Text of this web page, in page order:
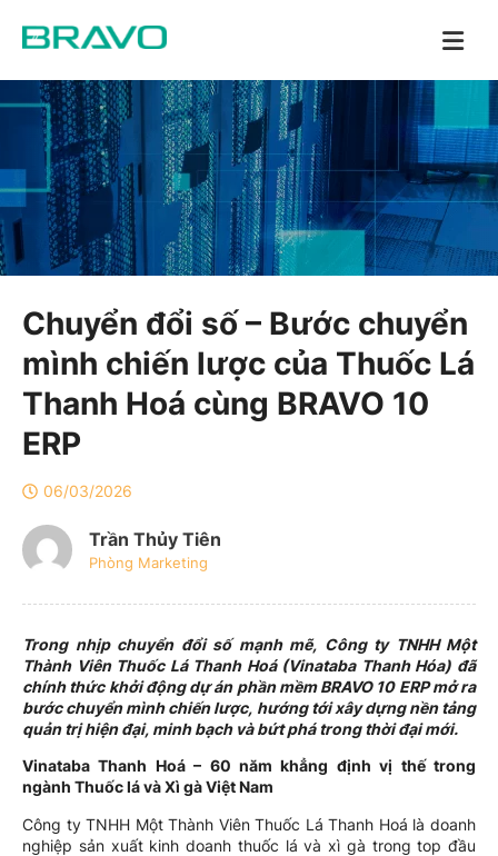
Chuyển đổi số – Bước chuyển
mình chiến lược của Thuốc Lá
Thanh Hoá cùng BRAVO 10
ERP
06/03/2026
Trần Thủy Tiên
Phòng Marketing
Trong nhịp chuyển đổi số mạnh mẽ, Công ty TNHH Một
Thành Viên Thuốc Lá Thanh Hoá (Vinataba Thanh Hóa) đã
chính thức khởi động dự án phần mềm BRAVO 10 ERP mở ra
bước chuyển mình chiến lược, hướng tới xây dựng nền tảng
quản trị hiện đại, minh bạch và bứt phá trong thời đại mới.
Vinataba Thanh Hoá – 60 năm khẳng định vị thế trong
ngành Thuốc lá và Xì gà Việt Nam
Công ty TNHH Một Thành Viên Thuốc Lá Thanh Hoá là doanh
nghiệp sản xuất kinh doanh thuốc lá và xì gà trong top đầu